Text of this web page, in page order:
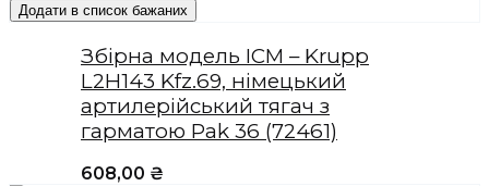
Додати в список бажаних
Збірна модель ICM – Krupp
L2H143 Kfz.69, німецький
артилерійський тягач з
гарматою Pak 36 (72461)
608,00 ₴